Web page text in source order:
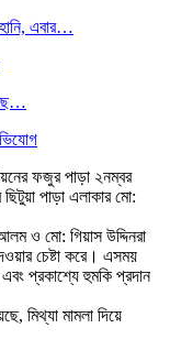
এবার…
ফজুর পাড়া ২নম্বর
পাড়া এলাকার মো:
ও মো: গিয়াস উদ্দিনরা
চেষ্টা করে। এসময়
এবং প্রকাশ্যে হুমকি প্রদান
মিথ্যা মামলা দিয়ে